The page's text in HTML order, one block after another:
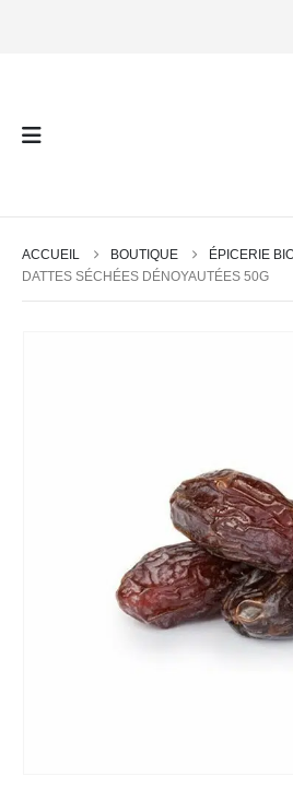
ACCUEIL BOUTIQUE
ÉPICERIE
DATTES SÉCHÉES DÉNOYAUTÉES 50G